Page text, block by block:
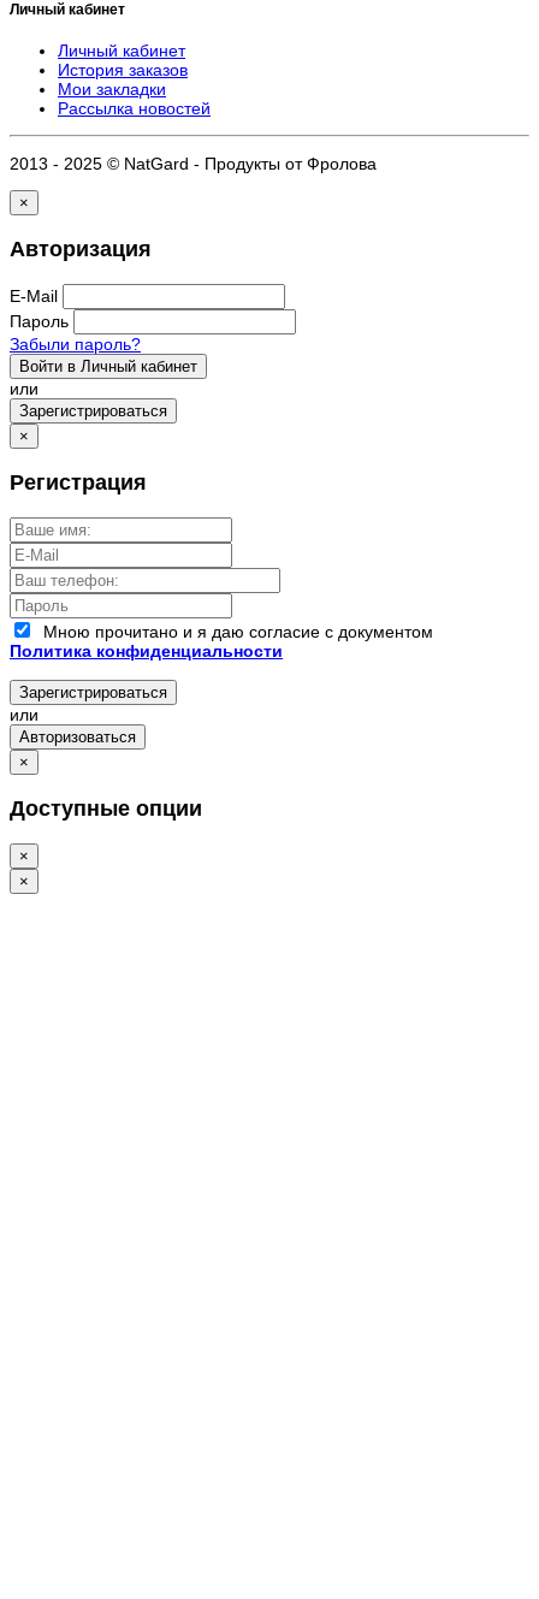
Личный кабинет
Личный кабинет
История заказов
Мои закладки
Рассылка новостей
2013 - 2025 © NatGard - Продукты от Фролова
×
Авторизация
E-Mail
Пароль
Забыли пароль?
Войти в Личный кабинет
или
Зарегистрироваться
×
Регистрация
Мною прочитано и я даю согласие с документом
Политика конфиденциальности
Зарегистрироваться
или
Авторизоваться
×
Доступные опции
×
×